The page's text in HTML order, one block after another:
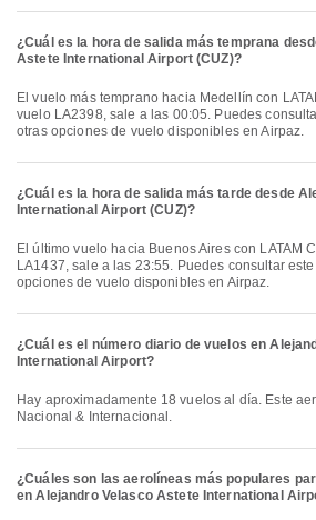
¿Cuál es la hora de salida más temprana
Astete International Airport (CUZ)?
El vuelo más temprano hacia Medellín con LATAM Chile, con código de
vuelo LA2398, sale a las 00:05. Puedes
otras opciones de vuelo disponibles en Airpaz.
¿Cuál es la hora de salida más tarde desde
International Airport (CUZ)?
El último vuelo hacia Buenos Aires con LATAM Chile, con código de vuelo
LA1437, sale a las 23:55. Puedes consultar
opciones de vuelo disponibles en Airpaz.
¿Cuál es el número diario de vuelos en
International Airport?
Hay aproximadamente 18 vuelos al día. Este aeropuerto ofrece vuelos
Nacional & Internacional.
¿Cuáles son las aerolíneas más populares
en Alejandro Velasco Astete International